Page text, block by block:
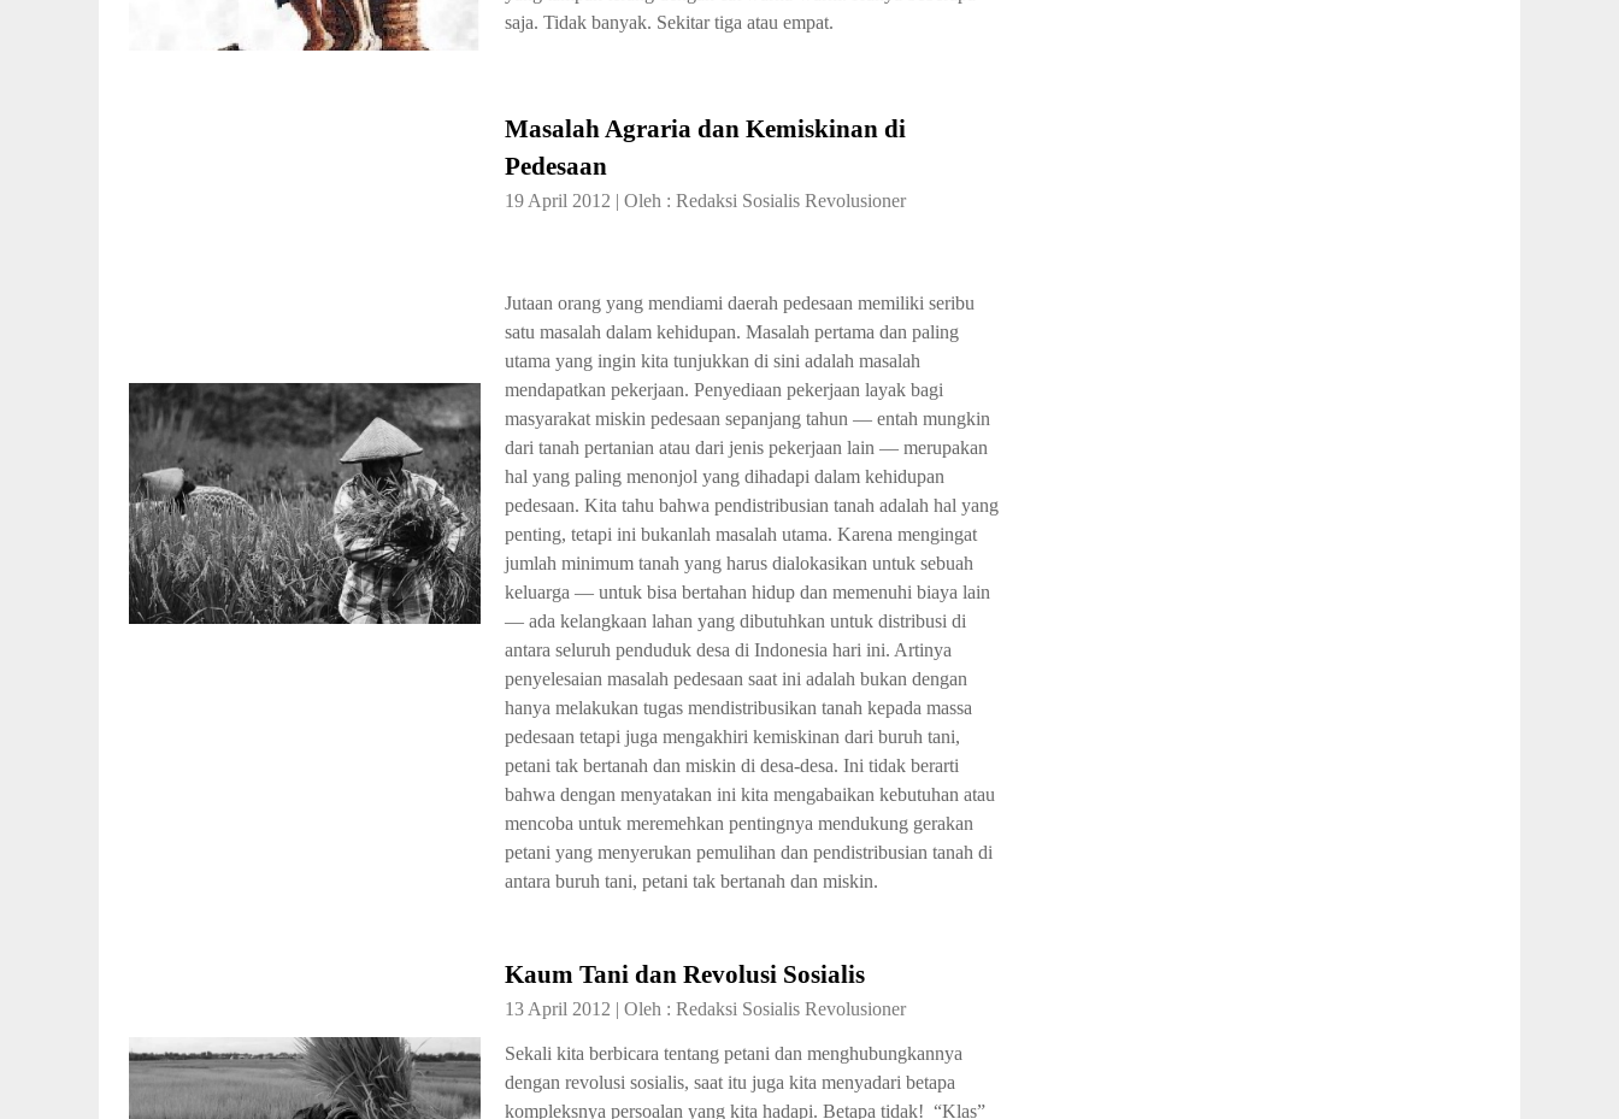
saja. Tidak banyak. Sekitar tiga atau empat.
Masalah Agraria dan Kemiskinan di
Pedesaan
19 April 2012 | Oleh : Redaksi Sosialis Revolusioner
Jutaan orang yang mendiami daerah pedesaan memiliki seribu
satu masalah dalam kehidupan. Masalah pertama dan paling
utama yang ingin kita tunjukkan di sini adalah masalah
mendapatkan pekerjaan. Penyediaan pekerjaan layak bagi
masyarakat miskin pedesaan sepanjang tahun — entah mungkin
dari tanah pertanian atau dari jenis pekerjaan lain — merupakan
hal yang paling menonjol yang dihadapi dalam kehidupan
pedesaan. Kita tahu bahwa pendistribusian tanah adalah hal yang
penting, tetapi ini bukanlah masalah utama. Karena mengingat
jumlah minimum tanah yang harus dialokasikan untuk sebuah
keluarga — untuk bisa bertahan hidup dan memenuhi biaya lain
— ada kelangkaan lahan yang dibutuhkan untuk distribusi di
antara seluruh penduduk desa di Indonesia hari ini. Artinya
penyelesaian masalah pedesaan saat ini adalah bukan dengan
hanya melakukan tugas mendistribusikan tanah kepada massa
pedesaan tetapi juga mengakhiri kemiskinan dari buruh tani,
petani tak bertanah dan miskin di desa-desa. Ini tidak berarti
bahwa dengan menyatakan ini kita mengabaikan kebutuhan atau
mencoba untuk meremehkan pentingnya mendukung gerakan
petani yang menyerukan pemulihan dan pendistribusian tanah di
antara buruh tani, petani tak bertanah dan miskin.
Kaum Tani dan Revolusi Sosialis
13 April 2012 | Oleh : Redaksi Sosialis Revolusioner
Sekali kita berbicara tentang petani dan menghubungkannya
dengan revolusi sosialis, saat itu juga kita menyadari betapa
kompleksnya persoalan yang kita hadapi. Betapa tidak! “Klas”